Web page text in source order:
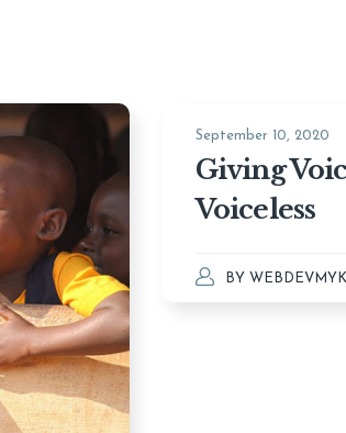
September 10, 2020
Giving
Voiceless
BY